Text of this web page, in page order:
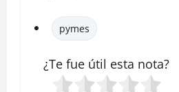
pymes
¿Te fue útil esta nota?